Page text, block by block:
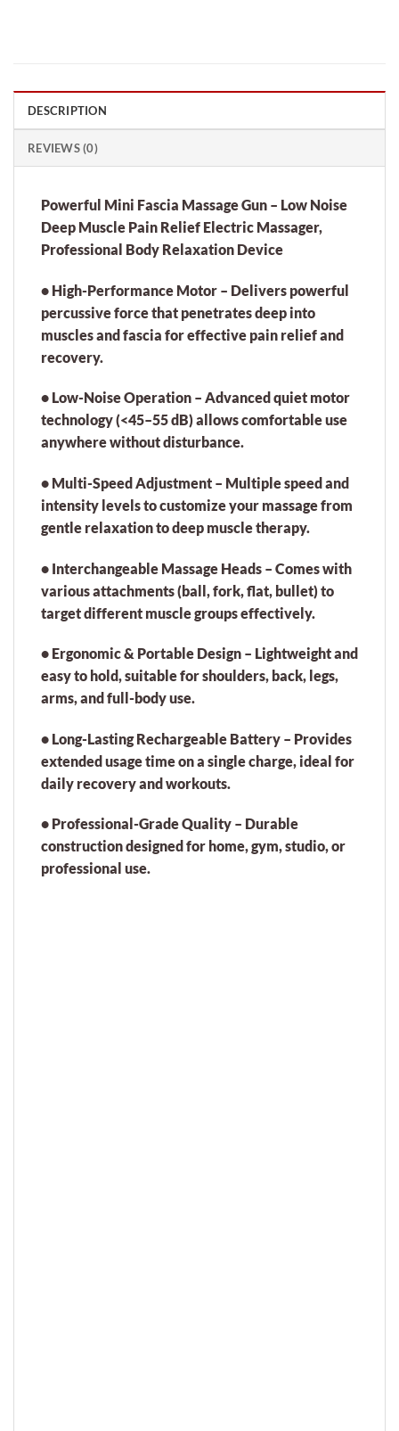
DESCRIPTION
REVIEWS (0)
Powerful Mini Fascia Massage Gun – Low Noise
Deep Muscle Pain Relief Electric Massager,
Professional Body Relaxation Device
• High-Performance Motor – Delivers powerful
percussive force that penetrates deep into
muscles and fascia for effective pain relief and
recovery.
• Low-Noise Operation – Advanced quiet motor
technology (<45–55 dB) allows comfortable use
anywhere without disturbance.
• Multi-Speed Adjustment – Multiple speed and
intensity levels to customize your massage from
gentle relaxation to deep muscle therapy.
• Interchangeable Massage Heads – Comes with
various attachments (ball, fork, flat, bullet) to
target different muscle groups effectively.
• Ergonomic & Portable Design – Lightweight and
easy to hold, suitable for shoulders, back, legs,
arms, and full-body use.
• Long-Lasting Rechargeable Battery – Provides
extended usage time on a single charge, ideal for
daily recovery and workouts.
• Professional-Grade Quality – Durable
construction designed for home, gym, studio, or
professional use.